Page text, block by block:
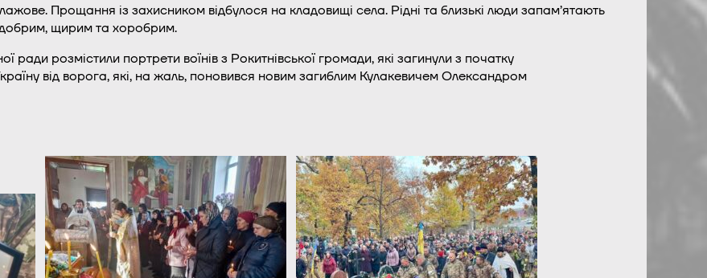
Прощання із захисником відбулося на кладовищі села. Рідні та близькі люди запам’ятають
щирим та хоробрим.
ради розмістили портрети воїнів з Рокитнівської громади, які загинули з початку
від ворога, які, на жаль, поновився новим загиблим Кулакевичем Олександром